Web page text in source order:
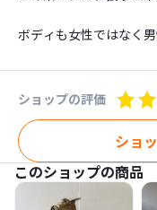
ボディも女性ではなく男
Hmm~mm
別途送料がかかります。
お問い合わせください。
こちらの商品は売約済
ショップの評価
ショ
このショップの商品